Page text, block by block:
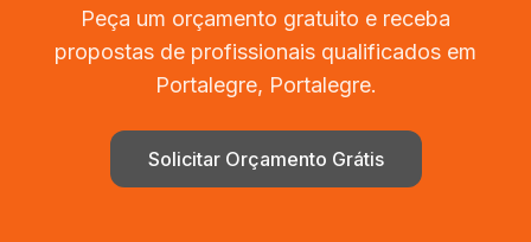
Peça um orçamento gratuito e receba
propostas de profissionais qualificados em
Portalegre, Portalegre.
Solicitar Orçamento Grátis